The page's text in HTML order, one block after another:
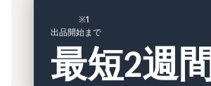
一覧でご紹
介します。
※1
出品開始まで
最短2週間